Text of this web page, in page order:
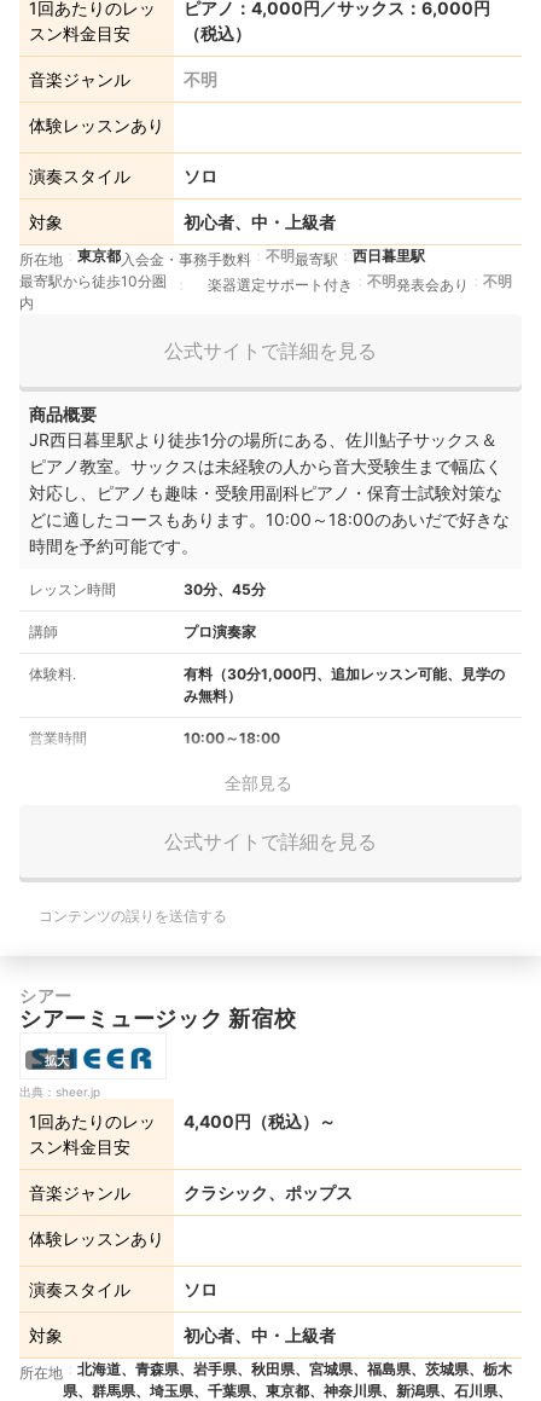
1回あたりのレッ
スン料金目安
ピアノ：4,000円／サックス：6,000円
（税込）
音楽ジャンル 不明
体験レッスンあり
演奏スタイル ソロ
対象 初心者、中・上級者
所在地 東京都入会金・事務手数料 不明最寄駅
西日暮里駅
最寄駅から徒歩10分圏
内
楽器選定サポート付き 不明発表会あり 不明
公式サイトで詳細を見る
商品概要
​JR西日暮里駅より徒歩1分の場所にある、佐川鮎子サックス＆
ピアノ教室。サックスは未経験の人から音大受験生まで幅広く
対応し、ピアノも趣味・受験用副科ピアノ・保育士試験対策な
どに適したコースもあります。10:00～18:00のあいだで好きな
時間を予約可能です。
レッスン時間 30分、45分
講師 プロ演奏家
体験料.
有料（30分1,000円、追加レッスン可能、見学の
み無料）
営業時間 10:00～18:00
全部見る
公式サイトで詳細を見る
コンテンツの誤りを送信する
シアー
シアーミュージック 新宿校
拡大
出典： sheer.jp
1回あたりのレッ
スン料金目安
4,400円（税込）～
音楽ジャンル クラシック、ポップス
体験レッスンあり
演奏スタイル ソロ
対象 初心者、中・上級者
所在地
北海道、青森県、岩手県、秋田県、宮城県、福島県、茨城県、栃木
県、群馬県、埼玉県、千葉県、東京都、神奈川県、新潟県、石川県、